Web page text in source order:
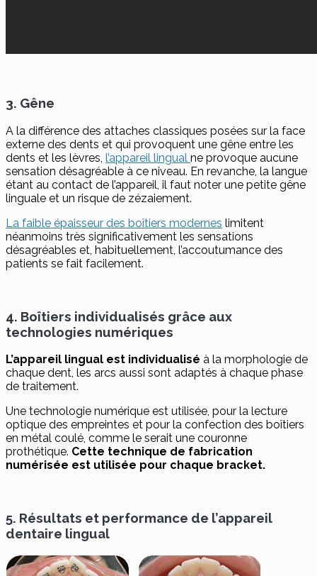
3. Gêne
A la différence des attaches classiques posées sur la face
externe des dents et qui provoquent une gêne entre les
dents et les lèvres, l’appareil lingual ne provoque aucune
sensation désagréable à ce niveau. En revanche, la langue
étant au contact de l’appareil, il faut noter une petite gêne
linguale et un risque de zézaiement.
La faible épaisseur des boîtiers modernes limitent
néanmoins très significativement les sensations
désagréables et, habituellement, l’accoutumance des
patients se fait facilement.
4. Boîtiers individualisés grâce aux
technologies numériques
L’appareil lingual est individualisé à la morphologie de
chaque dent, les arcs aussi sont adaptés à chaque phase
de traitement.
Une technologie numérique est utilisée, pour la lecture
optique des empreintes et pour la confection des boîtiers
en métal coulé, comme le serait une couronne
prothétique. Cette technique de fabrication
numérisée est utilisée pour chaque bracket.
5. Résultats et performance de l’appareil
dentaire lingual